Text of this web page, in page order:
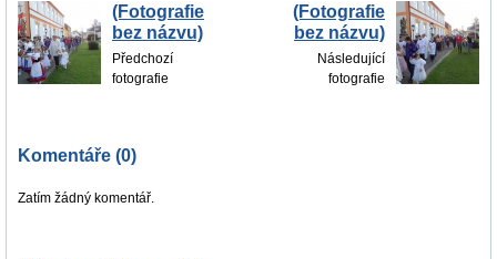
(Fotografie
bez názvu)
Předchozí
fotografie
(Fotografie
bez názvu)
Následující
fotografie
Komentáře (0)
Zatím žádný komentář.